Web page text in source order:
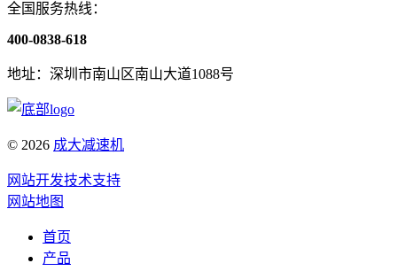
全国服务热线：
400-0838-618
地址：深圳市南山区南山大道1088号
© 2026 成大减速机
网站开发技术支持
网站地图
首页
产品